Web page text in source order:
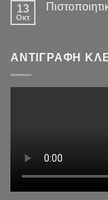
13
Οκτ
ΑΝΤΙΓΡΑΦΗ